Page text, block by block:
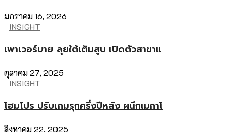
มกราคม 16, 2026
INSIGHT
เพาเวอร์บาย ลุยใต้เต็มสูบ เปิดตัวสาขาแ
ตุลาคม 27, 2025
INSIGHT
โฮมโปร ปรับเกมรุกครึ่งปีหลัง ผนึกเมกาโ
สิงหาคม 22, 2025